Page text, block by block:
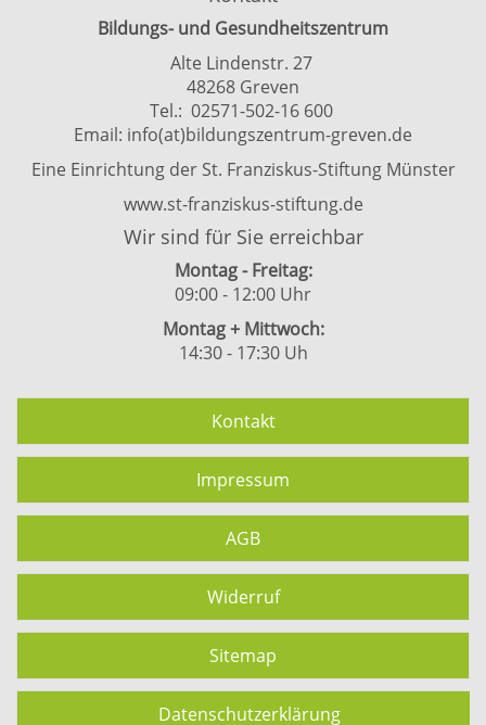
Bildungs- und Gesundheitszentrum
Alte Lindenstr. 27
48268 Greven
Tel.: 02571-502-16 600
Email: info(at)bildungszentrum-greven.de
Eine Einrichtung der St. Franziskus-Stiftung Münster
www.st-franziskus-stiftung.de
Wir sind für Sie erreichbar
Montag - Freitag:
09:00 - 12:00 Uhr
Montag + Mittwoch:
14:30 - 17:30 Uh
Kontakt
Impressum
AGB
Widerruf
Sitemap
Datenschutzerklärung